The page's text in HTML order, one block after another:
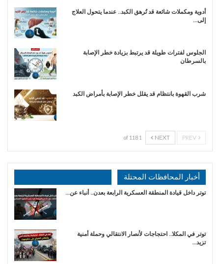
أدوية ومكملات شائعة قد تُرهق الكبد.. عندما يتحول العلاج
إلى…
الجلوس لفترات طويلة قد يرتبط بزيادة خطر الإصابة
بالسرطان
شرب القهوة بانتظام قد يقلل خطر الإصابة بأمراض الكبد
NEXT
1 of 118
أخبار المحافظات المحتلة
توتر داخل قيادة المنطقة العسكرية الرابعة بعدن.. أنباء عن…
توتر في المكلا.. احتجاجات لأنصار الانتقالي وحملة أمنية
تزيد…